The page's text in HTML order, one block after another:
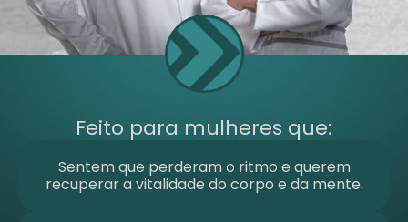
Feito para mulheres que:
Sentem que perderam o ritmo e querem
recuperar a vitalidade do corpo e da mente.